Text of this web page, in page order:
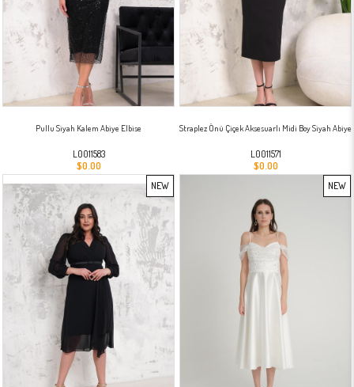
Pullu Siyah Kalem Abiye Elbise
L0011583
$0.00
Straplez Önü Çiçek Aksesuarlı Midi Boy Siyah Abiye
L0011571
$0.00
NEW
ITEM
NEW